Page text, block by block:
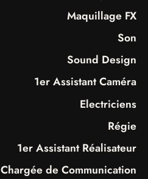
Maquillage FX
Son
Sound Design
1er Assistant Caméra
Electriciens
Régie
1er Assistant Réalisateur
Chargée de Communication